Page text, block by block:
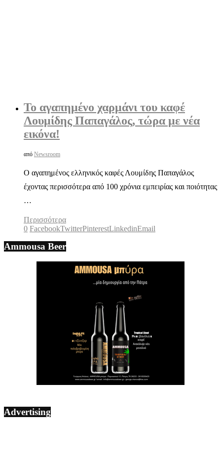
Το αγαπημένο χαρμάνι του καφέ
Λουμίδης Παπαγάλος, τώρα με νέα
εικόνα!
από Newsroom
Ο αγαπημένος ελληνικός καφές Λουμίδης Παπαγάλος
έχοντας περισσότερα από 100 χρόνια εμπειρίας και ποιότητας
…
Περισσότερα
0 FacebookTwitterPinterestLinkedinEmail
Ammousa Beer
Advertising